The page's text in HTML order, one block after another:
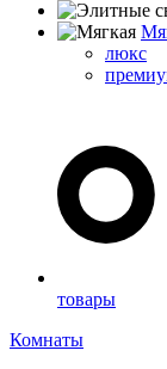
люкс
товары
Комнаты